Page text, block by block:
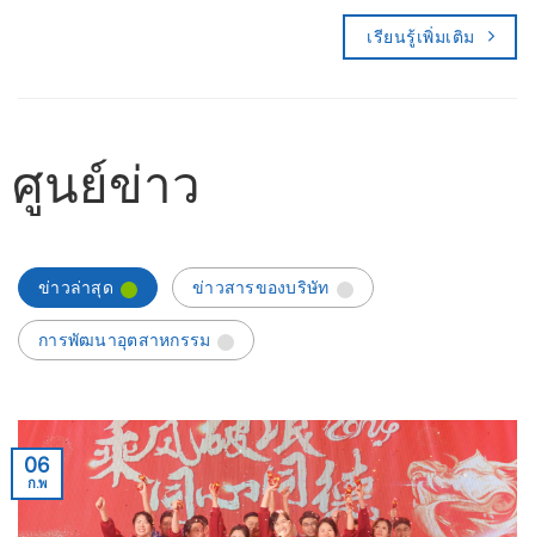
เรียนรู้เพิ่มเติม
ศูนย์ข่าว
ข่าวล่าสุด ข่าวสารของบริษัท
การพัฒนาอุตสาหกรรม
06
ก.พ